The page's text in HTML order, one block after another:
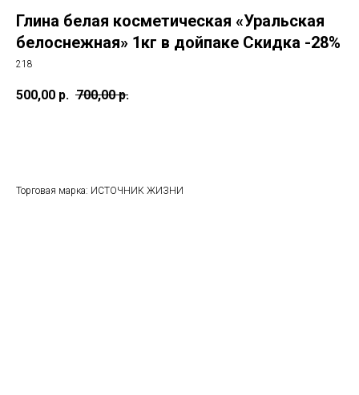
Глина белая косметическая «Уральская
белоснежная» 1кг в дойпаке Скидка -28%
218
500,00 р. 700,00 р.
Торговая марка: ИСТОЧНИК ЖИЗНИ